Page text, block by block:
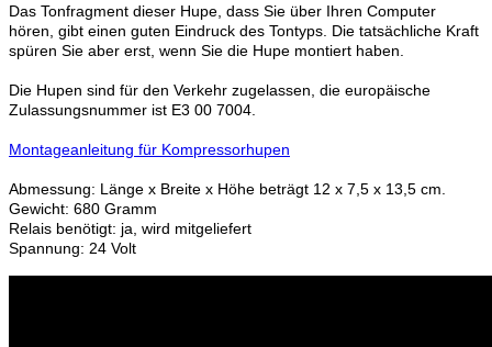
Das Tonfragment dieser Hupe, dass Sie über Ihren Computer
hören, gibt einen guten Eindruck des Tontyps. Die tatsächliche Kraft
spüren Sie aber erst, wenn Sie die Hupe montiert haben.
Die Hupen sind für den Verkehr zugelassen, die europäische
Zulassungsnummer ist E3 00 7004.
Montageanleitung für Kompressorhupen
Abmessung: Länge x Breite x Höhe beträgt 12 x 7,5 x 13,5 cm.
Gewicht: 680 Gramm
Relais benötigt: ja, wird mitgeliefert
Spannung: 24 Volt